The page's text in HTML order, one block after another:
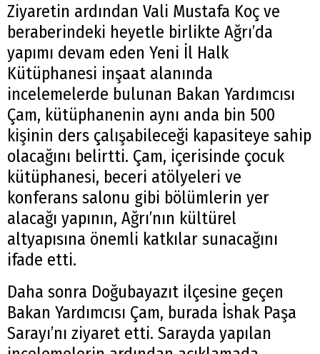
Ziyaretin ardından Vali Mustafa Koç ve
beraberindeki heyetle birlikte Ağrı’da
yapımı devam eden Yeni İl Halk
Kütüphanesi inşaat alanında
incelemelerde bulunan Bakan Yardımcısı
Çam, kütüphanenin aynı anda bin 500
kişinin ders çalışabileceği kapasiteye sahip
olacağını belirtti. Çam, içerisinde çocuk
kütüphanesi, beceri atölyeleri ve
konferans salonu gibi bölümlerin yer
alacağı yapının, Ağrı’nın kültürel
altyapısına önemli katkılar sunacağını
ifade etti.
Daha sonra Doğubayazıt ilçesine geçen
Bakan Yardımcısı Çam, burada İshak Paşa
Sarayı’nı ziyaret etti. Sarayda yapılan